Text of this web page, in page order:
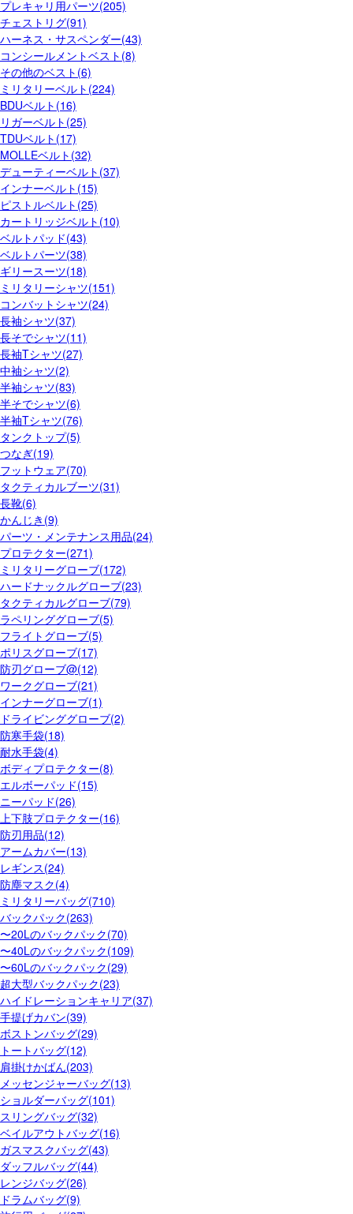
プレキャリ用パーツ(205)
チェストリグ(91)
ハーネス・サスペンダー(43)
コンシールメントベスト(8)
その他のベスト(6)
ミリタリーベルト(224)
BDUベルト(16)
リガーベルト(25)
TDUベルト(17)
MOLLEベルト(32)
デューティーベルト(37)
インナーベルト(15)
ピストルベルト(25)
カートリッジベルト(10)
ベルトパッド(43)
ベルトパーツ(38)
ギリースーツ(18)
ミリタリーシャツ(151)
コンバットシャツ(24)
長袖シャツ(37)
長そでシャツ(11)
長袖Tシャツ(27)
中袖シャツ(2)
半袖シャツ(83)
半そでシャツ(6)
半袖Tシャツ(76)
タンクトップ(5)
つなぎ(19)
フットウェア(70)
タクティカルブーツ(31)
長靴(6)
かんじき(9)
パーツ・メンテナンス用品(24)
プロテクター(271)
ミリタリーグローブ(172)
ハードナックルグローブ(23)
タクティカルグローブ(79)
ラペリンググローブ(5)
フライトグローブ(5)
ポリスグローブ(17)
防刃グローブ@(12)
ワークグローブ(21)
インナーグローブ(1)
ドライビンググローブ(2)
防寒手袋(18)
耐水手袋(4)
ボディプロテクター(8)
エルボーパッド(15)
ニーパッド(26)
上下肢プロテクター(16)
防刃用品(12)
アームカバー(13)
レギンス(24)
防塵マスク(4)
ミリタリーバッグ(710)
バックパック(263)
〜20Lのバックパック(70)
〜40Lのバックパック(109)
〜60Lのバックパック(29)
超大型バックパック(23)
ハイドレーションキャリア(37)
手提げカバン(39)
ボストンバッグ(29)
トートバッグ(12)
肩掛けかばん(203)
メッセンジャーバッグ(13)
ショルダーバッグ(101)
スリングバッグ(32)
ベイルアウトバッグ(16)
ガスマスクバッグ(43)
ダッフルバッグ(44)
レンジバッグ(26)
ドラムバッグ(9)